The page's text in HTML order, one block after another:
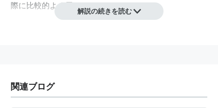
際に比較的よく用いられている。
解説の続きを読む
関連ブログ